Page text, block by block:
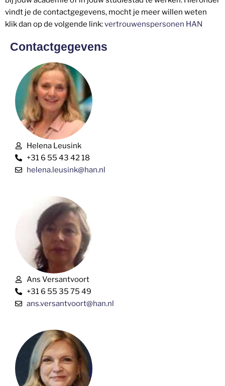
vindt je de contactgegevens, mocht je meer willen weten
klik dan op de volgende link:vertrouwenspersonen HAN
Contactgegevens
Helena Leusink
+31 6 55 43 42 18
helena.leusink@han.nl
Ans Versantvoort
+31 6 55 35 75 49
ans.versantvoort@han.nl